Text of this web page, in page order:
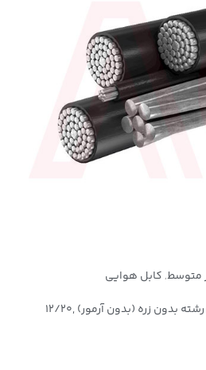
متوسط, کابل هوایی
بدون زره (بدون آرمور) ,12/20